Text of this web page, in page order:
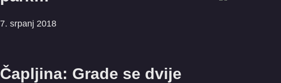
7. srpanj 2018
Čapljina: Grade se dvije